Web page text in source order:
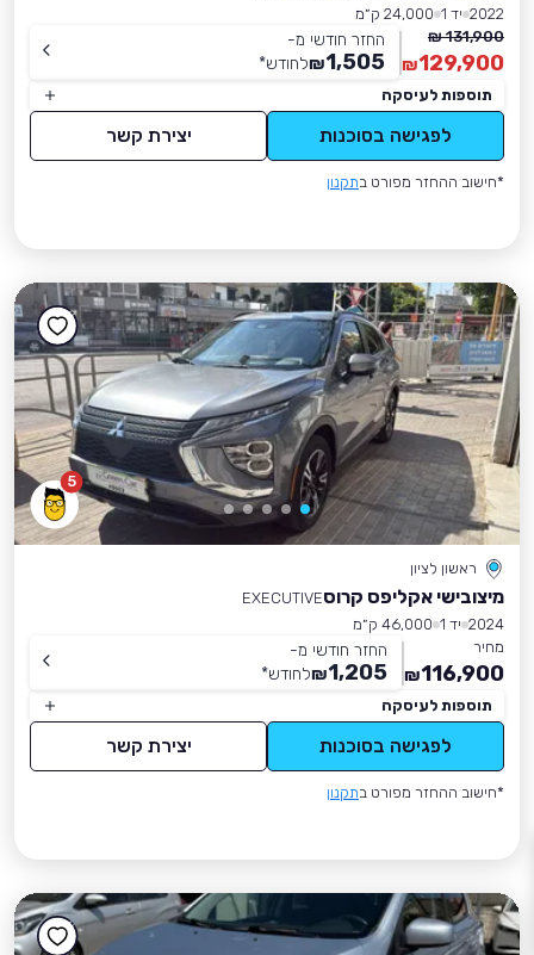
2022 יד 1
24,000 ק״מ
131,900 ₪
129,900
₪
החזר חודשי מ-
1,505
₪לחודש*
תוספות לעיסקה
לפגישה בסוכנות יצירת קשר
*חישוב ההחזר מפורט בתקנון
5
ראשון לציון
מיצובישי אקליפס קרוסEXECUTIVE
2024 יד 1
46,000 ק״מ
מחיר
116,900
₪
החזר חודשי מ-
1,205
₪לחודש*
תוספות לעיסקה
לפגישה בסוכנות יצירת קשר
*חישוב ההחזר מפורט בתקנון